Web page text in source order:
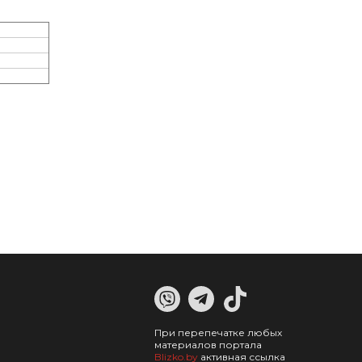
При перепечатке любых
материалов портала
Blizko.by активная ссылка